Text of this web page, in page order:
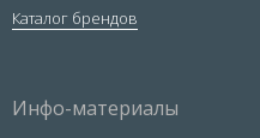
Каталог брендов
Инфо-материалы